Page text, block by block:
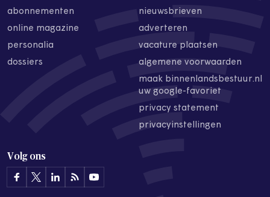
abonnementen
online magazine
personalia
dossiers
nieuwsbrieven
adverteren
vacature plaatsen
algemene voorwaarden
maak binnenlandsbestuur.nl
uw google-favoriet
privacy statement
privacyinstellingen
Volg ons